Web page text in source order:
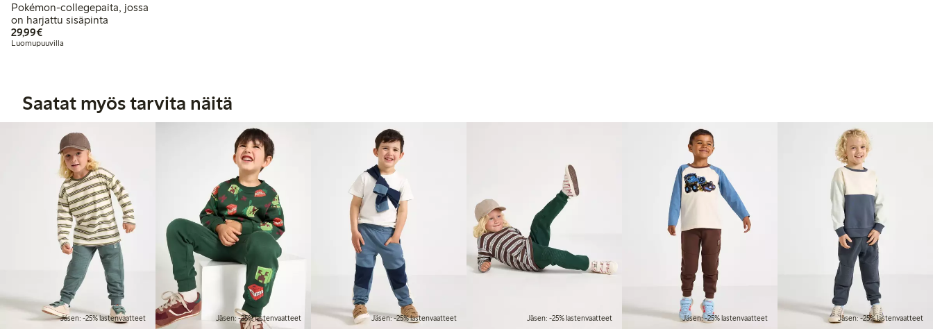
Pokémon-collegepaita, jossa
on harjattu sisäpinta
29,99€29,99 €
Luomupuuvilla
Saatat myös tarvita näitä
Jäsen: -25% lastenvaatteet Jäsen: -25% lastenvaatteet Jäsen: -25% lastenvaatteet Jäsen: -25% lastenvaatteet Jäsen: -25% lastenvaatteet Jäsen: -25% lastenvaatteet